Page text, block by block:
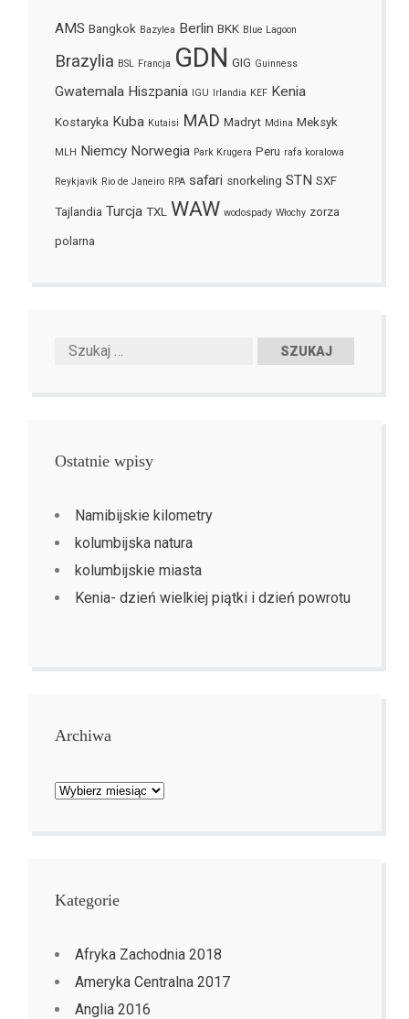
AMS Bangkok Bazylea Berlin BKK Blue Lagoon
Brazylia BSL Francja GDN GIG Guinness
Gwatemala Hiszpania IGU Irlandia KEF Kenia
Kostaryka Kuba Kutaisi MAD Madryt Mdina Meksyk
MLH Niemcy Norwegia Park Krugera Peru rafa koralowa
Reykjavík Rio de Janeiro RPA safari snorkeling STN SXF
Tajlandia Turcja TXL WAW wodospady Włochy zorza
polarna
Ostatnie wpisy
Namibijskie kilometry
kolumbijska natura
kolumbijskie miasta
Kenia- dzień wielkiej piątki i dzień powrotu
Archiwa
Archiwa
Kategorie
Afryka Zachodnia 2018
Ameryka Centralna 2017
Anglia 2016